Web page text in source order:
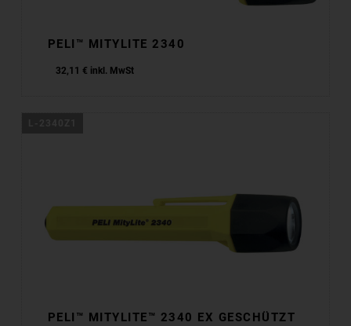
PELI™ MITYLITE 2340
32,11 € inkl. MwSt
PELI™ MITYLITE™ 2340 EX GESCHÜTZT